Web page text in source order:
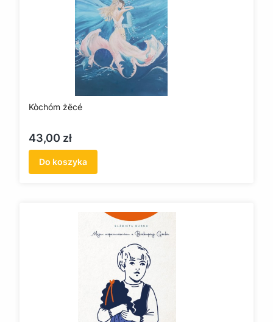
Kòchóm żëcé
Cena
43,00 zł
Do koszyka